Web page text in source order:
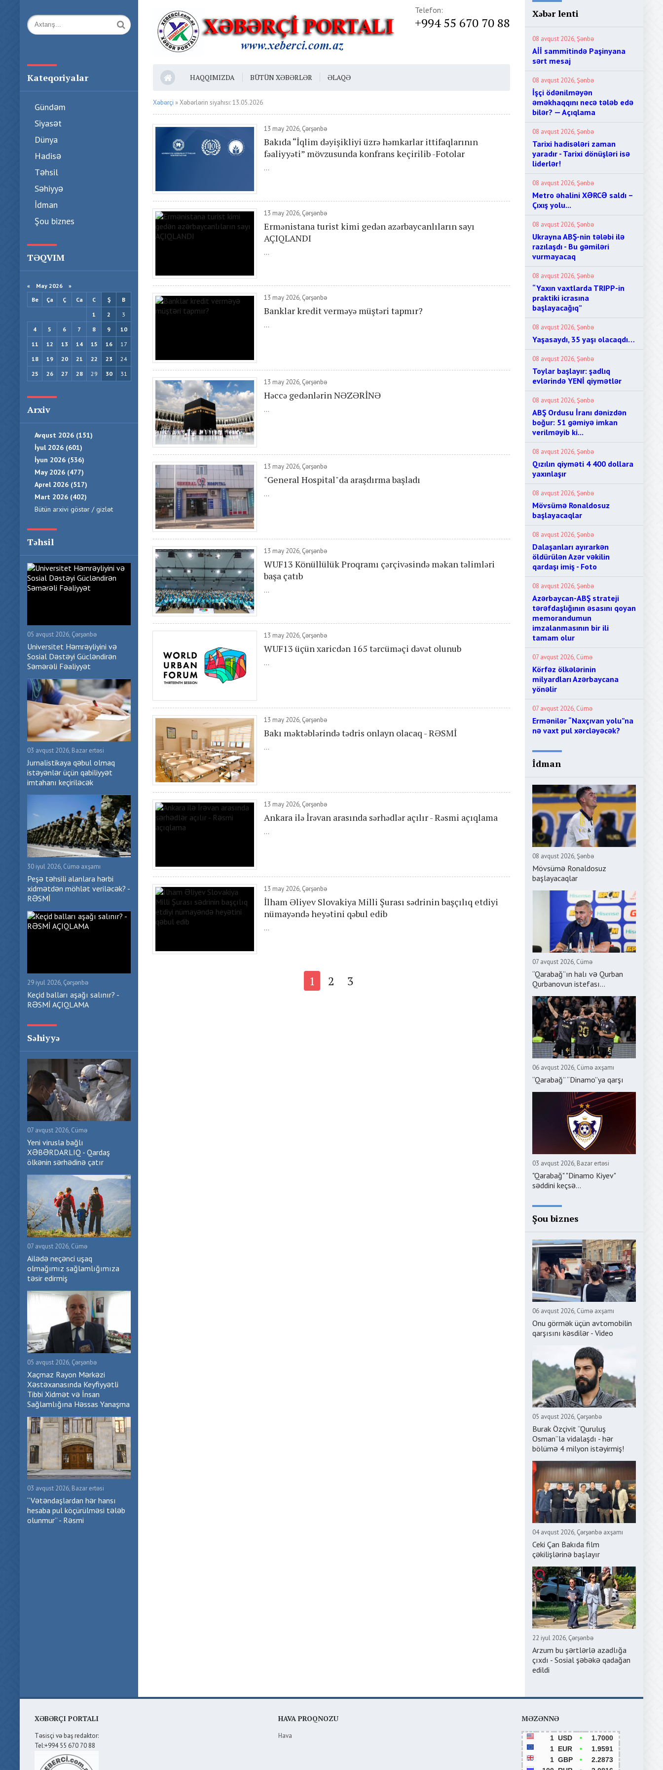
Telefon:
+994 55 670 70 88
Kateqoriyalar
Gündəm
Siyasət
Dünya
Hadisə
Təhsil
Səhiyyə
İdman
Şou biznes
TƏQVIM
« May 2026 »
Be
Ça Ç Ca C Ş
B
1
2
3
4
5 6 7 8 9
10
11
12 13 14 15 16
17
18
19 20 21 22 23
24
25
26 27 28 29 30 31
Arxiv
Avqust 2026 (151)
İyul 2026 (601)
İyun 2026 (536)
May 2026 (477)
Aprel 2026 (517)
Mart 2026 (402)
Bütün arxivi göstər / gizlət
Təhsil
05 avqust 2026, Çərşənbə
Universitet Həmrəyliyini və
Sosial Dəstəyi Gücləndirən
Səmərəli Fəaliyyət
03 avqust 2026, Bazar ertəsi
Jurnalistikaya qəbul olmaq
istəyənlər üçün qabiliyyət
imtahanı keçiriləcək
30 iyul 2026, Cümə axşamı
Peşə təhsili alanlara hərbi
xidmətdən möhlət veriləcək? -
RƏSMİ
29 iyul 2026, Çərşənbə
Keçid balları aşağı salınır? -
RƏSMİ AÇIQLAMA
Səhiyyə
07 avqust 2026, Cümə
Yeni virusla bağlı
XƏBƏRDARLIQ - Qardaş
ölkənin sərhədinə çatır
07 avqust 2026, Cümə
Ailədə neçənci uşaq
olmağımız sağlamlığımıza
təsir edirmiş
05 avqust 2026, Çərşənbə
Xaçmaz Rayon Mərkəzi
Xəstəxanasında Keyfiyyətli
Tibbi Xidmət və İnsan
Sağlamlığına Həssas Yanaşma
03 avqust 2026, Bazar ertəsi
“Vətəndaşlardan hər hansı
hesaba pul köçürülməsi tələb
olunmur” - Rəsmi
HAQQIMIZDA BÜTÜN XƏBƏRLƏR ƏLAQƏ
Xəbərçi » Xəbərlərin siyahısı: 13.05.2026
13 may 2026, Çərşənbə
Bakıda “İqlim dəyişikliyi üzrə həmkarlar ittifaqlarının
fəaliyyəti” mövzusunda konfrans keçirilib -Fotolar
...
13 may 2026, Çərşənbə
Ermənistana turist kimi gedən azərbaycanlıların sayı
AÇIQLANDI
...
13 may 2026, Çərşənbə
Banklar kredit verməyə müştəri tapmır?
...
13 may 2026, Çərşənbə
Həccə gedənlərin NƏZƏRİNƏ
...
13 may 2026, Çərşənbə
"General Hospital"da araşdırma başladı
...
13 may 2026, Çərşənbə
WUF13 Könüllülük Proqramı çərçivəsində məkan təlimləri
başa çatıb
...
13 may 2026, Çərşənbə
WUF13 üçün xaricdən 165 tərcüməçi dəvət olunub
...
13 may 2026, Çərşənbə
Bakı məktəblərində tədris onlayn olacaq - RƏSMİ
...
13 may 2026, Çərşənbə
Ankara ilə İrəvan arasında sərhədlər açılır - Rəsmi açıqlama
...
13 may 2026, Çərşənbə
İlham Əliyev Slovakiya Milli Şurası sədrinin başçılıq etdiyi
nümayəndə heyətini qəbul edib
...
1 2 3
Xəbər lenti
08 avqust 2026, Şənbə
Aİİ sammitində Paşinyana
sərt mesaj
08 avqust 2026, Şənbə
İşçi ödənilməyən
əməkhaqqını necə tələb edə
bilər? — Açıqlama
08 avqust 2026, Şənbə
Tarixi hadisələri zaman
yaradır - Tarixi dönüşləri isə
liderlər!
08 avqust 2026, Şənbə
Metro əhalini XƏRCƏ saldı –
Çıxış yolu...
08 avqust 2026, Şənbə
Ukrayna ABŞ-nin tələbi ilə
razılaşdı - Bu gəmiləri
vurmayacaq
08 avqust 2026, Şənbə
“Yaxın vaxtlarda TRIPP-in
praktiki icrasına
başlayacağıq”
08 avqust 2026, Şənbə
Yaşasaydı, 35 yaşı olacaqdı…
08 avqust 2026, Şənbə
Toylar başlayır: şadlıq
evlərində YENİ qiymətlər
08 avqust 2026, Şənbə
ABŞ Ordusu İranı dənizdən
boğur: 51 gəmiyə imkan
verilməyib ki...
08 avqust 2026, Şənbə
Qızılın qiyməti 4 400 dollara
yaxınlaşır
08 avqust 2026, Şənbə
Mövsümə Ronaldosuz
başlayacaqlar
08 avqust 2026, Şənbə
Dalaşanları ayırarkən
öldürülən Azər vəkilin
qardaşı imiş - Foto
08 avqust 2026, Şənbə
Azərbaycan-ABŞ strateji
tərəfdaşlığının əsasını qoyan
memorandumun
imzalanmasının bir ili
tamam olur
07 avqust 2026, Cümə
Körfəz ölkələrinin
milyardları Azərbaycana
yönəlir
07 avqust 2026, Cümə
Ermənilər “Naxçıvan yolu”na
nə vaxt pul xərcləyəcək?
İdman
08 avqust 2026, Şənbə
Mövsümə Ronaldosuz
başlayacaqlar
07 avqust 2026, Cümə
“Qarabağ”ın halı və Qurban
Qurbanovun istefası...
06 avqust 2026, Cümə axşamı
“Qarabağ” “Dinamo”ya qarşı
03 avqust 2026, Bazar ertəsi
"Qarabağ" "Dinamo Kiyev"
səddini keçsə...
Şou biznes
06 avqust 2026, Cümə axşamı
Onu görmək üçün avtomobilin
qarşısını kəsdilər - Video
05 avqust 2026, Çərşənbə
Burak Özçivit “Quruluş
Osman”la vidalaşdı - hər
bölümə 4 milyon istəyirmiş!
04 avqust 2026, Çərşənbə axşamı
Ceki Çan Bakıda film
çəkilişlərinə başlayır
22 iyul 2026, Çərşənbə
Arzum bu şərtlərlə azadlığa
çıxdı - Sosial şəbəkə qadağan
edildi
XƏBƏRÇI PORTALI
Təsisçi və baş redaktor:
Tel:+994 55 670 70 88
HAVA PROQNOZU
Hava
MƏZƏNNƏ
1 USD •
1.7000
1 EUR •
1.9591
1 GBP •
2.2873